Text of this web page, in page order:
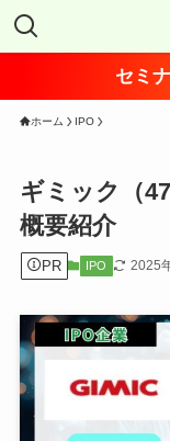
セミ
ホーム IPO
ギミック（
概要紹介
PR IPO 2025